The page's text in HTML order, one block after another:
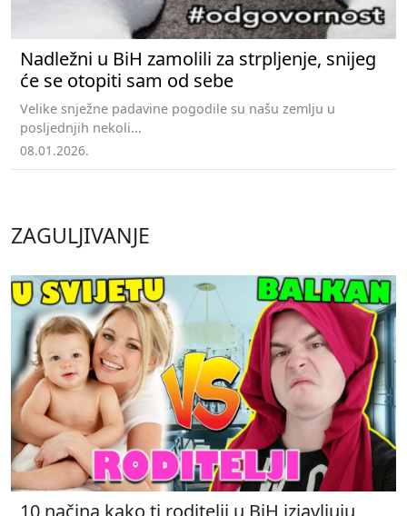
Nadležni u BiH zamolili za strpljenje, snijeg
će se otopiti sam od sebe
Velike snježne padavine pogodile su našu zemlju u
posljednjih nekoli...
08.01.2026.
ZAGULJIVANJE